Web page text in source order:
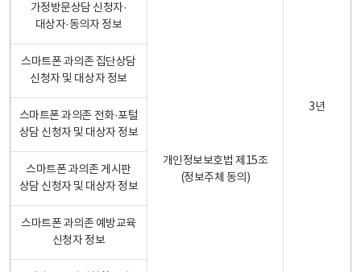
개인정보보호법 제15조
(정보주체 동의)
3년
가정방문상담 신청자·
대상자·동의자 정보
스마트폰 과의존 집단상담
신청자 및 대상자 정보
스마트폰 과의존 전화·포털
상담 신청자 및 대상자 정보
스마트폰 과의존 게시판
상담 신청자 및 대상자 정보
스마트폰 과의존 예방교육
신청자 정보